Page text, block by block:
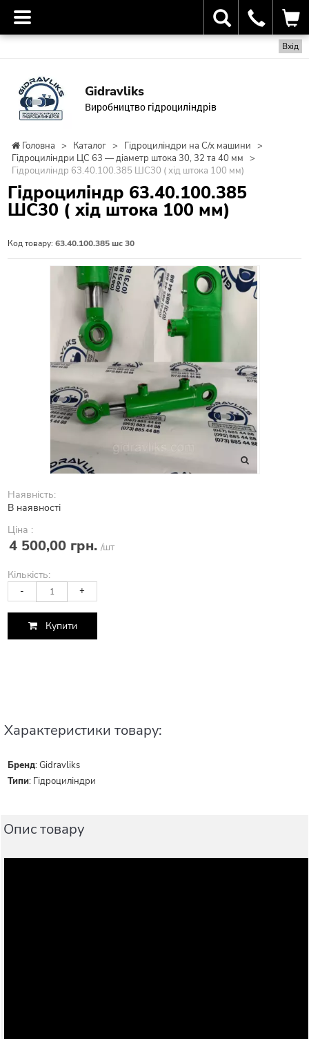
Вхід
Gidravliks
Виробництво гідроциліндрів
Головна > Каталог > Гідроциліндри на С/х машини >
Гідроциліндри ЦС 63 — діаметр штока 30, 32 та 40 мм >
Гідроциліндр 63.40.100.385 ШС30 ( хід штока 100 мм)
Гідроциліндр 63.40.100.385
ШС30 ( хід штока 100 мм)
Код товару: 63.40.100.385 шс 30
Наявність:
В наявності
Ціна :
4 500,00 грн. /шт
Кількість:
- +
Купити
Характеристики товару:
Бренд:Gidravliks
Типи: Гідроциліндри
Опис товару